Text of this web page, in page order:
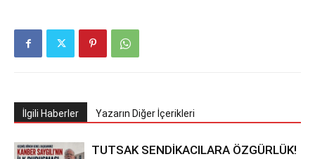
İlgili Haberler Yazarın Diğer İçerikleri
TUTSAK SENDİKACILARA ÖZGÜRLÜK!